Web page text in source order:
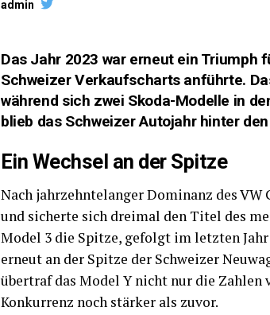
admin
Das Jahr 2023 war erneut ein Triumph
Schweizer Verkaufscharts anführte.
während sich zwei Skoda-Modelle in
blieb das Schweizer Autojahr hinter
Ein Wechsel an der Spitze
Nach jahrzehntelanger Dominanz des VW
und sicherte sich dreimal den Titel des
Model 3 die Spitze, gefolgt im letzten
erneut an der Spitze der Schweizer
übertraf das Model Y nicht nur die
Konkurrenz noch stärker als zuvor.